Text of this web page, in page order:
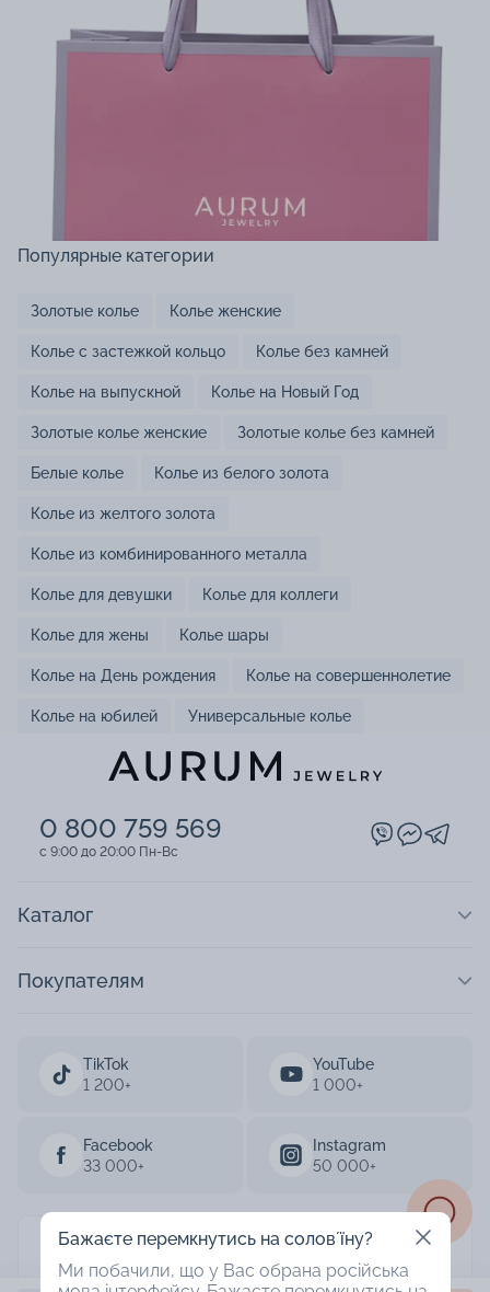
Популярные категории
Золотые колье Колье женские
Колье с застежкой кольцо Колье без камней
Колье на выпускной Колье на Новый Год
Золотые колье женские Золотые колье без камней
Белые колье Колье из белого золота
Колье из желтого золота
Колье из комбинированного металла
Колье для девушки Колье для коллеги
Колье для жены Колье шары
Колье на День рождения Колье на совершеннолетие
Колье на юбилей Универсальные колье
0 800 759 569
c 9:00 до 20:00 Пн-Вс
TikTok
1 200+
YouTube
1 000+
Facebook
33 000+
Instagram
50 000+
Каталог
Покупателям
AURUM 2003-2026
Бажаєте перемкнутись на соловʼїну?
Ми побачили, що у Вас обрана російська